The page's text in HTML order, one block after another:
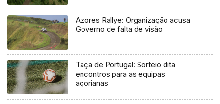
Azores Rallye: Organização acusa
Governo de falta de visão
Taça de Portugal: Sorteio dita
encontros para as equipas
açorianas